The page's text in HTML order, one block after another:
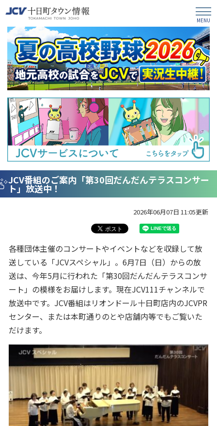
JCV番組のご案内「第30回だんだんテラスコンサー
ト」放送中！
2026年06月07日 11:05更新
各種団体主催のコンサートやイベントなどを収録して放
送している「JCVスペシャル」。6月7日（日）からの放
送は、今年5月に行われた「第30回だんだんテラスコンサ
ート」の模様をお届けします。現在JCV111チャンネルで
放送中です。JCV番組はリオンドール十日町店内のJCVPR
センター、または本町通りのとや店舗内等でもご覧いた
だけます。